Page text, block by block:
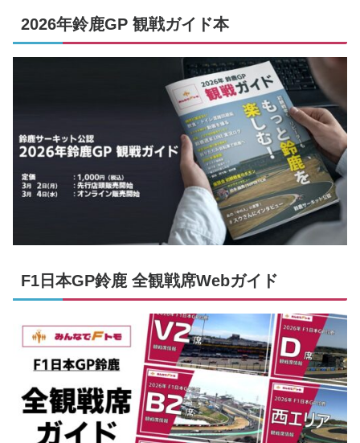
2026年鈴鹿GP 観戦ガイド本
F1日本GP鈴鹿 全観戦席Webガイド